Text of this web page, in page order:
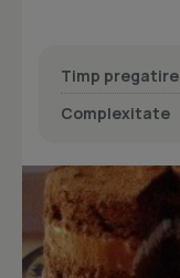
Timp pregatire
Complexitate